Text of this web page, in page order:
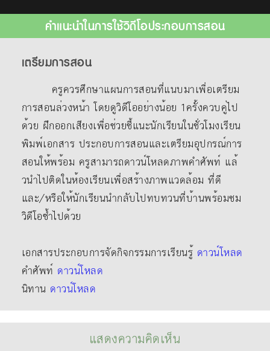
คำแนะนำในการใช้วิดีโอประกอบการสอน
เตรียมการสอน
ครูควรศึกษาแผนการสอนที่แนบมาเพื่อเตรียม
การสอนล่วงหน้า โดยดูวิดีโออย่างน้อย 1ครั้งควบคู่ไป
ด้วย ฝึกออกเสียงเพื่อช่วยชี้แนะนักเรียนในชั่วโมงเรียน
พิมพ์เอกสาร ประกอบการสอนและเตรียมอุปกรณ์การ
สอนให้พร้อม ครูสามารถดาวน์โหลดภาพคําศัพท์ แล้
วนําไปติดในห้องเรียนเพื่อสร้างภาพแวดล้อม ที่ดี
และ/หรือให้นักเรียนนํากลับไปทบทวนที่บ้านพร้อมชม
วิดีโอซ้ำไปด้วย
เอกสารประกอบการจัดกิจกรรมการเรียนรู้ ดาวน์โหลด
คำศัพท์ ดาวน์โหลด
นิทาน ดาวน์โหลด
แสดงความคิดเห็น